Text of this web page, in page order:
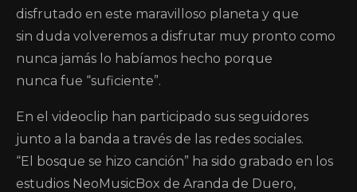
disfrutado en este maravilloso planeta y que
sin duda volveremos a disfrutar muy pronto como
nunca jamás lo habíamos hecho porque
nunca fue “suficiente”.
En el videoclip han participado sus seguidores
junto a la banda a través de las redes sociales.
“El bosque se hizo canción” ha sido grabado en los
estudios NeoMusicBox de Aranda de Duero,